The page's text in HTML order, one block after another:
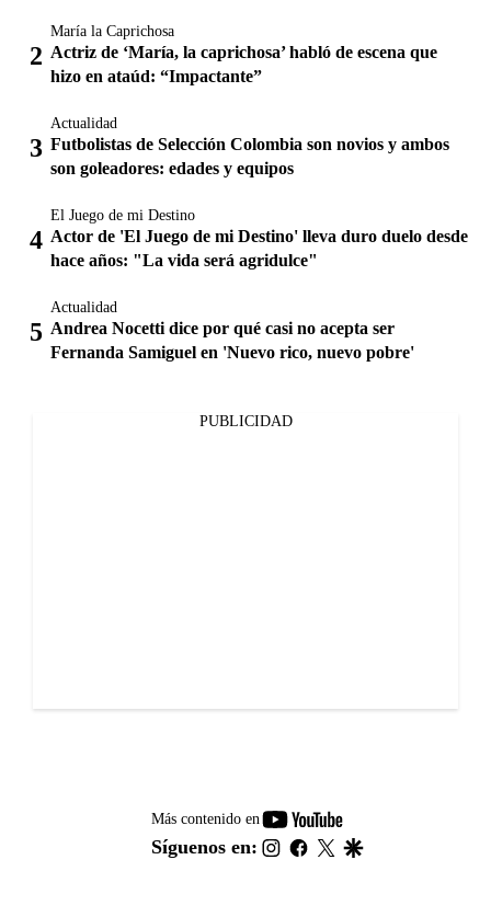
María la Caprichosa
Actriz de ‘María, la caprichosa’ habló de escena que
hizo en ataúd: “Impactante”
Actualidad
Futbolistas de Selección Colombia son novios y ambos
son goleadores: edades y equipos
El Juego de mi Destino
Actor de 'El Juego de mi Destino' lleva duro duelo desde
hace años: "La vida será agridulce"
Actualidad
Andrea Nocetti dice por qué casi no acepta ser
Fernanda Samiguel en 'Nuevo rico, nuevo pobre'
PUBLICIDAD
Más contenido en
youtube-
footer
Síguenos en: instagram
facebook
twitter